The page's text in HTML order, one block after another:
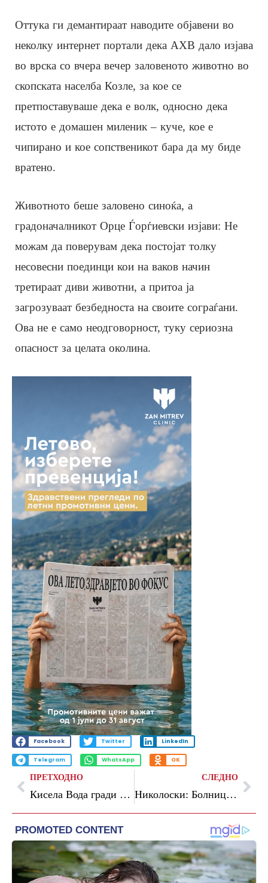
Оттука ги демантираат наводите објавени во
неколку интернет портали дека АХВ дало изјава
во врска со вчера вечер заловеното животно во
скопската населба Козле, за кое се
претпоставуваше дека е волк, односно дека
истото е домашен миленик – куче, кое е
чипирано и кое сопственикот бара да му биде
вратено.
Животното беше заловено синоќа, а
градоначалникот Орце Ѓорѓиевски изјави: Не
можам да поверувам дека постојат толку
несовесни поединци кои на ваков начин
третираат диви животни, а притоа ја
загрозуваат безбедноста на своите сограѓани.
Ова не е само неодговорност, туку сериозна
опасност за целата околина.
Facebook Twitter LinkedIn
Telegram WhatsApp OK
ПРЕТХОДНО
​Кисела Вода гради нов паркинг на улица „Пушкинова“
СЛЕДНО
Николоски: Болницата „8-ми Септември” станува најмодерна во државата